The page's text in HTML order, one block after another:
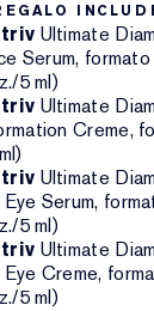
Ultimate
Serum,
5 ml)
Ultimate
Creme,
Ultimate
Serum,
5 ml)
Ultimate
Eye Creme,
5 ml)